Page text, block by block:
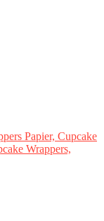
Papier, Cupcake
Wrappers,